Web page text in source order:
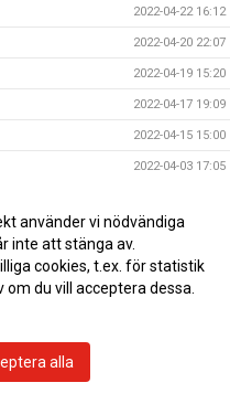
2022-04-22 16:12
2022-04-20 22:07
2022-04-19 15:20
2022-04-17 19:09
2022-04-15 15:00
2022-04-03 17:05
2022-03-31 22:56
2022-03-31 19:07
2022-03-27 19:38
2022
använder vi nödvändiga
inte att stänga av.
cookies, t.ex. för statistik
du vill acceptera dessa.
alla